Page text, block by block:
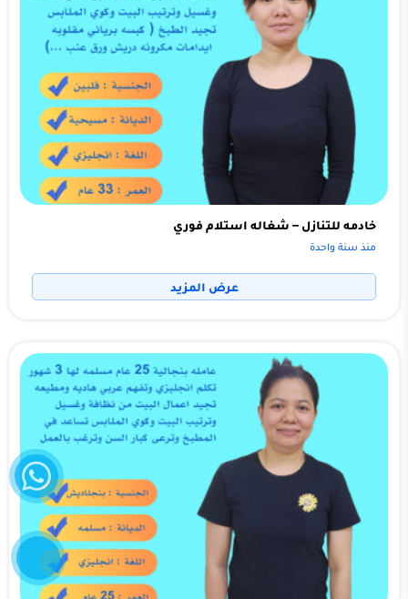
خادمه للتنازل – شغاله استلام فوري
منذ سنة واحدة
عرض المزيد
واتساب
إتصل
الآن